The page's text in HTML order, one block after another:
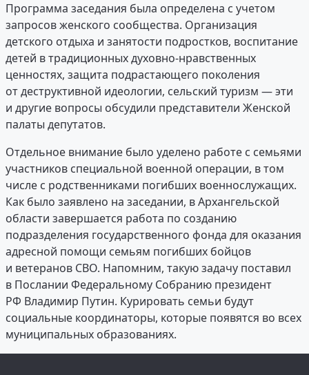
Программа заседания была определена с учетом
запросов женского сообщества. Организация
детского отдыха и занятости подростков, воспитание
детей в традиционных духовно-нравственных
ценностях, защита подрастающего поколения
от деструктивной идеологии, сельский туризм — эти
и другие вопросы обсудили представители Женской
палаты депутатов.
Отдельное внимание было уделено работе с семьями
участников специальной военной операции, в том
числе с родственниками погибших военнослужащих.
Как было заявлено на заседании, в Архангельской
области завершается работа по созданию
подразделения государственного фонда для оказания
адресной помощи семьям погибших бойцов
и ветеранов СВО. Напомним, такую задачу поставил
в Послании Федеральному Собранию президент
РФ Владимир Путин. Курировать семьи будут
социальные координаторы, которые появятся во всех
муниципальных образованиях.